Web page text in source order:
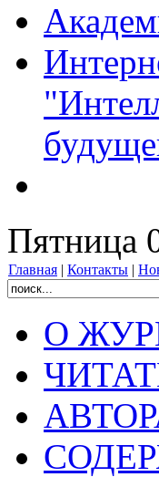
Пятница
Главная | Контакты |
О